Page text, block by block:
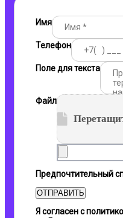
Имя
Телефон
Поле для текста
Файл
Предпочтительный
ОТПРАВИТЬ
Я согласен с